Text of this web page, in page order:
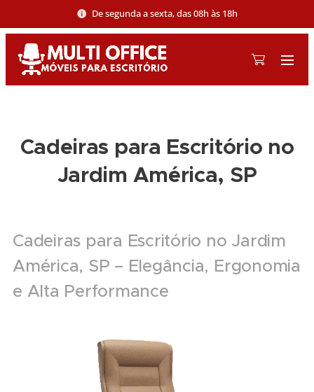
De segunda a sexta, das 08h às 18h
Cadeiras para Escritório no
Jardim América, SP
Cadeiras para Escritório no Jardim
América, SP – Elegância, Ergonomia
e Alta Performance